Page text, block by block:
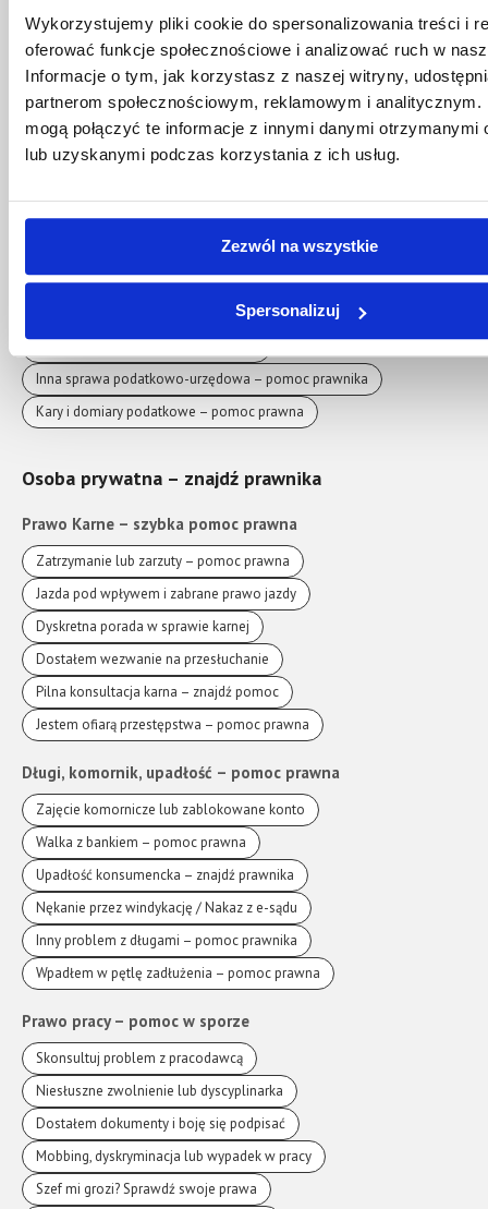
Wykorzystujemy pliki cookie do spersonalizowania treści i
oferować funkcje społecznościowe i analizować ruch w
Informacje o tym, jak korzystasz z naszej witryny,
partnerom społecznościowym, reklamowym i analitycznym.
mogą połączyć te informacje z innymi danymi otrzymanymi
lub uzyskanymi podczas korzystania z ich usług.
Zezwól na wszystkie
Spersonalizuj
Restrukturyzacja, upadłość i ochrona zarządu
Upadłość spółki i ochrona zarządu
Upadłość JDG przy zamykaniu firmy
Szybka restrukturyzacja i zatrzymanie komorników
Brakuje na ZUS i podatki?
Pre-pack i bezpieczna sprzedaż firmy
Zablokowane konto firmowe lub egzekucja
Audyt i interpretacja przed kontrolą
Wezwanie jako podejrzany w KKS
Dostałem zawiadomienie o kontroli
Inna sprawa podatkowo-urzędowa – pomoc prawnika
Kary i domiary podatkowe – pomoc prawna
Osoba prywatna – znajdź prawnika
Prawo Karne – szybka pomoc prawna
Zatrzymanie lub zarzuty – pomoc prawna
Jazda pod wpływem i zabrane prawo jazdy
Dyskretna porada w sprawie karnej
Dostałem wezwanie na przesłuchanie
Pilna konsultacja karna – znajdź pomoc
Jestem ofiarą przestępstwa – pomoc prawna
Długi, komornik, upadłość – pomoc prawna
Zajęcie komornicze lub zablokowane konto
Walka z bankiem – pomoc prawna
Upadłość konsumencka – znajdź prawnika
Nękanie przez windykację / Nakaz z e-sądu
Inny problem z długami – pomoc prawnika
Wpadłem w pętlę zadłużenia – pomoc prawna
Prawo pracy – pomoc w sporze
Skonsultuj problem z pracodawcą
Niesłuszne zwolnienie lub dyscyplinarka
Dostałem dokumenty i boję się podpisać
Mobbing, dyskryminacja lub wypadek w pracy
Szef mi grozi? Sprawdź swoje prawa